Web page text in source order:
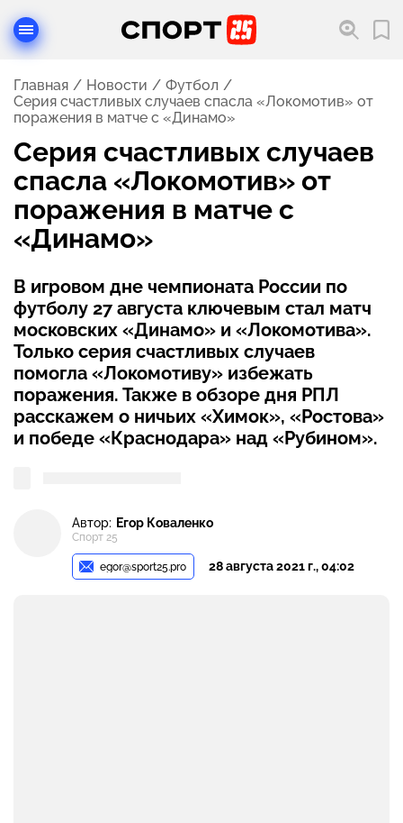
Главная Новости
Футбол
Серия счастливых случаев спасла «Локомотив» от
поражения в матче с «Динамо»
Серия счастливых случаев
спасла «Локомотив» от
поражения в матче с
«Динамо»
В игровом дне чемпионата России по
футболу 27 августа ключевым стал матч
московских «Динамо» и «Локомотива».
Только серия счастливых случаев
помогла «Локомотиву» избежать
поражения. Также в обзоре дня РПЛ
расскажем о ничьих «Химок», «Ростова»
и победе «Краснодара» над «Рубином».
Автор: Егор Коваленко
Спорт 25
egor@sport25.pro 28 августа 2021 г., 04:02